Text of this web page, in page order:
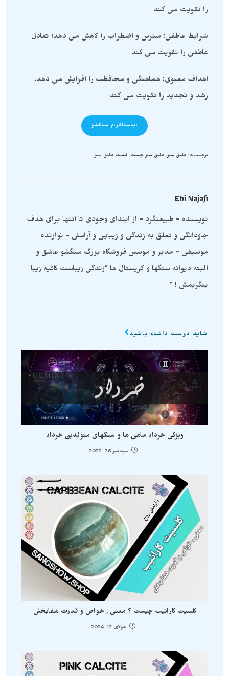
را تقویت می کند
شرایط عاطفی: سترس و اضطراب را کاهش می دهد؛ تعادل
عاطفی را تقویت می کند
اهداف معنوی: هماهنگی و محافظت را افزایش می دهد.
رشد و تجدید را تقویت می کند
اینستاگرام سنگشو
برچسب‌ها: عقیق سبز, عقیق سبز چیست, قیمت عقیق سبز
Ebi Najafi
نویسنده - طبیعتگرد - از ابتدای وجودی تا انتها برای هدف
جاودانگی و تعلق به زندگی و زیبایی و آرامش - نوازنده
موسیقی - مدیر و موسس فروشگاه بزرگ سنگشو عاشق و
البته دیوانه سنگها و کریستال ها "زندگی زیباست کافیه زیبا
بنگریمش ! "
شاید دوست داشته باشید
ویژگی خرداد ماهی ها و سنگهای متولدین خرداد
سپتامبر 26, 2022
کلسیت کارائیب چیست ؟ معنی , خواص و قدرت شفابخش
جولای 12, 2024